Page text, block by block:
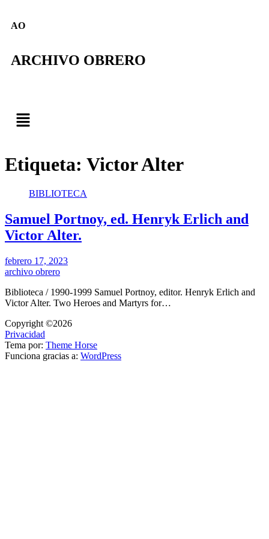
AO
ARCHIVO OBRERO
Etiqueta: Victor Alter
BIBLIOTECA
Samuel Portnoy, ed. Henryk Erlich and
Victor Alter.
febrero 17, 2023
archivo obrero
Biblioteca / 1990-1999 Samuel Portnoy, editor. Henryk Erlich and
Victor Alter. Two Heroes and Martyrs for…
Copyright ©2026
Privacidad
Tema por: Theme Horse
Funciona gracias a: WordPress